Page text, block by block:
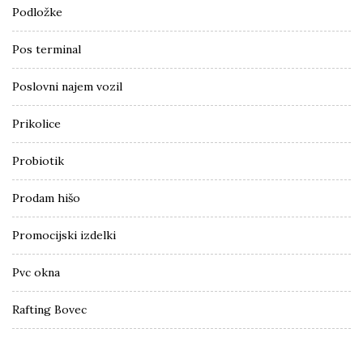
Podložke
Pos terminal
Poslovni najem vozil
Prikolice
Probiotik
Prodam hišo
Promocijski izdelki
Pvc okna
Rafting Bovec